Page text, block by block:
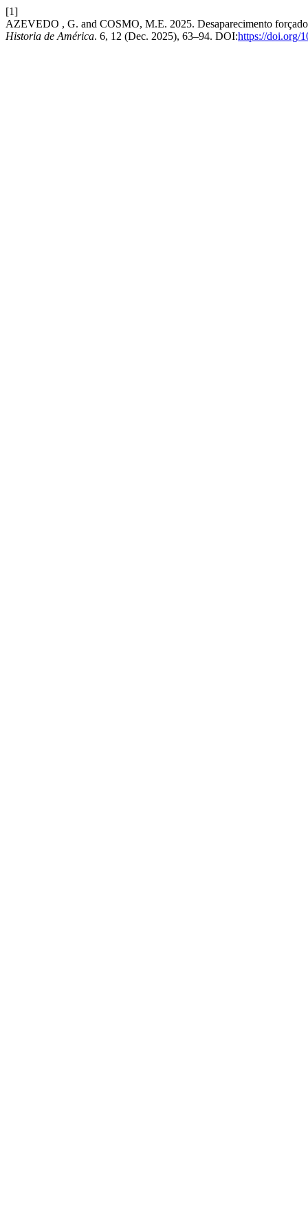
[1]
AZEVEDO , G. and COSMO, M.E. 2025. Desaparecimento
Historia de América. 6, 12 (Dec. 2025), 63–94. DOI:https://doi.org/